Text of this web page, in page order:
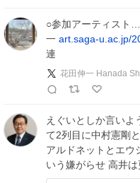
○参加アーティスト…
一 art.saga-u.ac.jp/
連
花田伸一 Hanada
えぐいとしか言いよ
て2列目に中村憲剛
アルドネットとエウ
いう嫌がらせ 高井